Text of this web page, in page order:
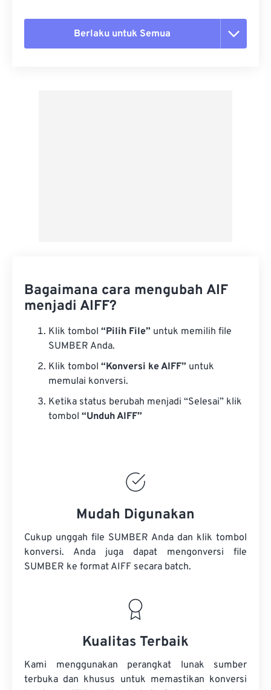
Berlaku untuk Semua
Bagaimana cara mengubah AIF
menjadi AIFF?
Klik tombol “Pilih File” untuk memilih file
SUMBER Anda.
Klik tombol “Konversi ke AIFF” untuk
memulai konversi.
Ketika status berubah menjadi “Selesai” klik
tombol “Unduh AIFF”
Mudah Digunakan
Cukup unggah file SUMBER Anda dan klik tombol
konversi. Anda juga dapat mengonversi file
SUMBER ke format AIFF secara batch.
Kualitas Terbaik
Kami menggunakan perangkat lunak sumber
terbuka dan khusus untuk memastikan konversi